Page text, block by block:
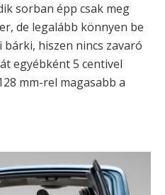
sorban épp csak meg
de legalább könnyen be
hiszen nincs zavaró
egyébként 5 centivel
mm-rel magasabb a